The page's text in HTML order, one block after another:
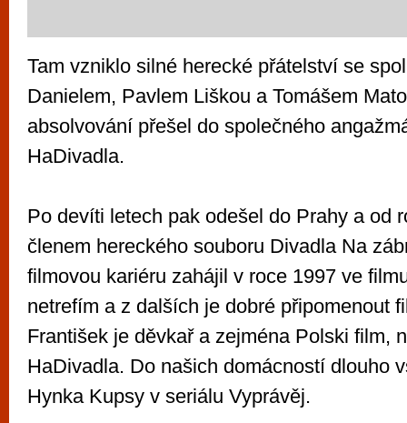
Tam vzniklo silné herecké přátelství se
Danielem, Pavlem Liškou a Tomášem
absolvování přešel do společného
HaDivadla.
Po devíti letech pak odešel do Prahy a od
členem hereckého souboru Divadla Na
filmovou kariéru zahájil v roce 1997 ve
netrefím a z dalších je dobré připomenout
František je děvkař a zejména Polski film,
HaDivadla. Do našich domácností dlouho
Hynka Kupsy v seriálu Vyprávěj.